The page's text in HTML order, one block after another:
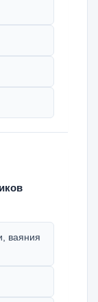
ваяния